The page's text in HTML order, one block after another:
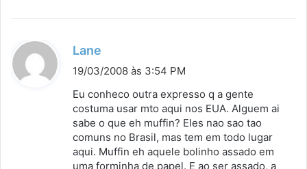
Lane
i
s
e
:
19/03/2008 às 3:54 PM
Eu conheco outra expresso q a gente
costuma usar mto aqui nos EUA. Alguem ai
sabe o que eh muffin? Eles nao sao tao
comuns no Brasil, mas tem em todo lugar
aqui. Muffin eh aquele bolinho assado em
uma forminha de papel. E ao ser assado, a